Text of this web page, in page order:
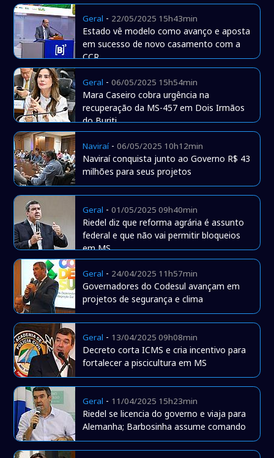
Geral - 22/05/2025 15h43min
Estado vê modelo como avanço e aposta
em sucesso de novo casamento com a
CCR
Geral -06/05/2025 15h54min
Mara Caseiro cobra urgência na
recuperação da MS-457 em Dois Irmãos
do Buriti
Naviraí-06/05/2025 10h12min
Naviraí conquista junto ao Governo R$ 43
milhões para seus projetos
Geral -01/05/2025 09h40min
Riedel diz que reforma agrária é assunto
federal e que não vai permitir bloqueios
em MS
Geral - 24/04/2025 11h57min
Governadores do Codesul avançam em
projetos de segurança e clima
Geral - 13/04/2025 09h08min
Decreto corta ICMS e cria incentivo para
fortalecer a piscicultura em MS
Geral - 11/04/2025 15h23min
Riedel se licencia do governo e viaja para
Alemanha; Barbosinha assume comando